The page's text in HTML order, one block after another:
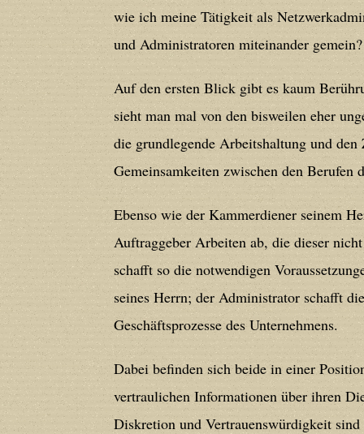
Deprecated: Creation of dynamic
deprecated in/home/users/confidit/
line210
Deprecated: Creation of dynamic
deprecated in/home/users/confidit/
line212
Deprecated: Creation of dynamic
deprecated in/home/users/confidit/
line213
Deprecated: Creation of dynamic
/home/users/confidit/www/cms/
wie ich meine Tätigkeit als
und Administratoren miteinander
Auf den ersten Blick gibt es kaum
sieht man mal von den bisweilen eher
die grundlegende Arbeitshaltung und
Gemeinsamkeiten zwischen den Berufen
Ebenso wie der Kammerdiener seinem
Auftraggeber Arbeiten ab, die dieser
schafft so die notwendigen
seines Herrn; der Administrator schafft
Geschäftsprozesse des Unternehmens.
Dabei befinden sich beide in einer
vertraulichen Informationen über ihren
Diskretion und Vertrauenswürdigkeit